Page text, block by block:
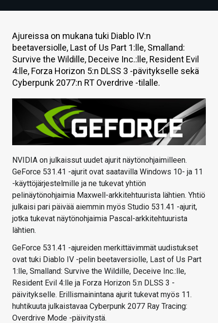
TECHBBS
TIETOA
HINTA.FI
KAUPPA
HAKU
Ajureissa on mukana tuki Diablo IV:n
beetaversiolle, Last of Us Part 1:lle, Smalland:
Survive the Wildille, Deceive Inc.:lle, Resident Evil
4:lle, Forza Horizon 5:n DLSS 3 -pävitykselle sekä
Cyberpunk 2077:n RT Overdrive -tilalle.
NVIDIA on julkaissut uudet ajurit näytönohjaimilleen.
GeForce 531.41 -ajurit ovat saatavilla Windows 10- ja 11
-käyttöjärjestelmille ja ne tukevat yhtiön
pelinäytönohjaimia Maxwell-arkkitehtuurista lähtien. Yhtiö
julkaisi pari päivää aiemmin myös Studio 531.41 -ajurit,
jotka tukevat näytönohjaimia Pascal-arkkitehtuurista
lähtien.
GeForce 531.41 -ajureiden merkittävimmät uudistukset
ovat tuki Diablo IV -pelin beetaversiolle, Last of Us Part
1:lle, Smalland: Survive the Wildille, Deceive Inc.:lle,
Resident Evil 4:lle ja Forza Horizon 5:n DLSS 3 -
päivitykselle. Erillismainintana ajurit tukevat myös 11.
huhtikuuta julkaistavaa Cyberpunk 2077 Ray Tracing:
Overdrive Mode -päivitystä.